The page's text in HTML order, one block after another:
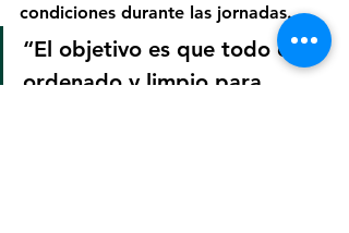
condiciones durante las jornadas.
“El objetivo es que todo esté
ordenado y limpio para